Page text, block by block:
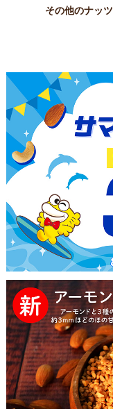
その他のナッツ